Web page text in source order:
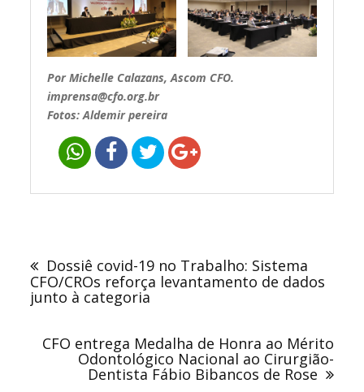
Por Michelle Calazans, Ascom CFO.
imprensa@cfo.org.br
Fotos: Aldemir pereira
PostDossiê covid-19 no Trabalho: Sistema
CFO/CROs reforça levantamento de dados
junto à categoria
CFO entrega Medalha de Honra ao Mérito
Odontológico Nacional ao Cirurgião-
Dentista Fábio Bibancos de Rose